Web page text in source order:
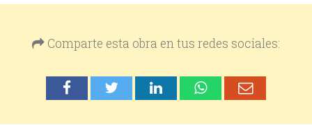
Comparte esta obra en tus redes sociales: